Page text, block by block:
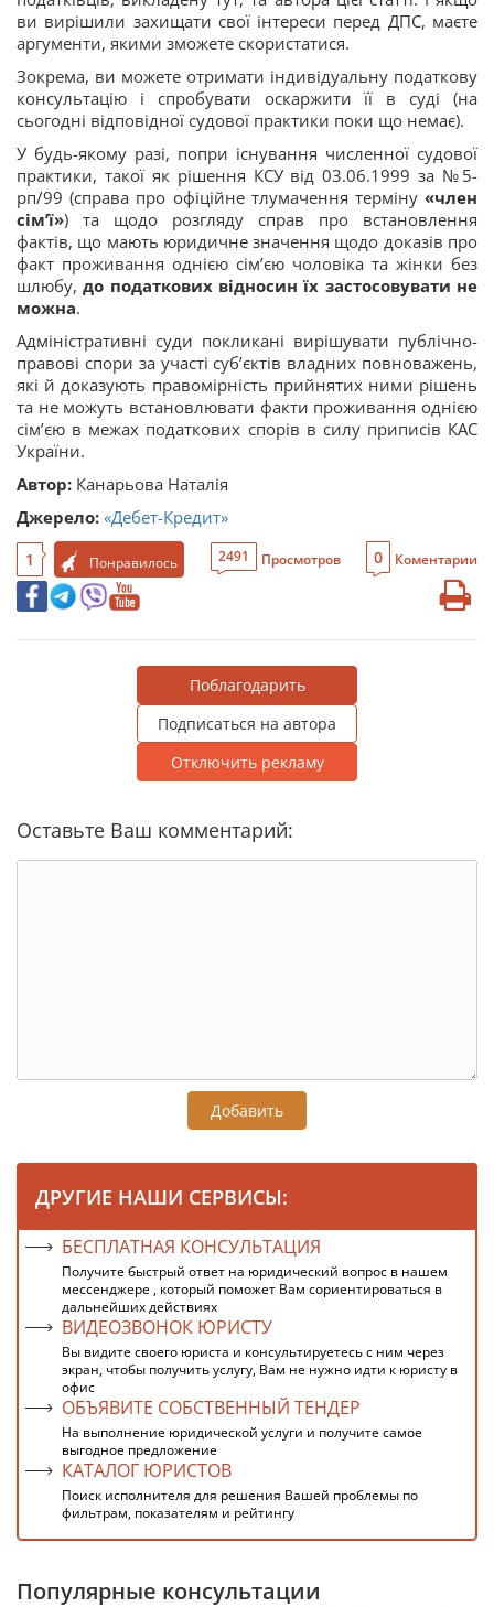
ви вирішили захищати свої інтереси перед ДПС, маєте
аргументи, якими зможете скористатися.
Зокрема, ви можете отримати індивідуальну податкову
консультацію і спробувати оскаржити її в суді (на
сьогодні відповідної судової практики поки що немає).
У будь-якому разі, попри існування численної судової
практики, такої як рішення КСУ від 03.06.1999 за №5-
рп/99 (справа про офіційне тлумачення терміну «член
сім’ї») та щодо розгляду справ про встановлення
фактів, що мають юридичне значення щодо доказів про
факт проживання однією сім’єю чоловіка та жінки без
шлюбу,до податкових відносин їх застосовувати не
можна.
Адміністративні суди покликані вирішувати публічно-
правові спори за участі суб’єктів владних повноважень,
які й доказують правомірність прийнятих ними рішень
та не можуть встановлювати факти проживання однією
сім’єю в межах податкових спорів в силу приписів КАС
України.
Автор: Канарьова Наталія
Джерело: «Дебет-Кредит»
1 Понравилось 2491 Просмотров 0 Коментарии
Поблагодарить
Подписаться на автора
Отключить рекламу
Оставьте Ваш комментарий:
Добавить
ДРУГИЕ НАШИ СЕРВИСЫ:
БЕСПЛАТНАЯ КОНСУЛЬТАЦИЯ
Получите быстрый ответ на юридический вопрос в нашем
мессенджере , который поможет Вам сориентироваться в
дальнейших действиях
ВИДЕОЗВОНОК ЮРИСТУ
Вы видите своего юриста и консультируетесь с ним через
экран, чтобы получить услугу, Вам не нужно идти к юристу в
офис
ОБЪЯВИТЕ СОБСТВЕННЫЙ ТЕНДЕР
На выполнение юридической услуги и получите самое
выгодное предложение
КАТАЛОГ ЮРИСТОВ
Поиск исполнителя для решения Вашей проблемы по
фильтрам, показателям и рейтингу
Популярные консультации